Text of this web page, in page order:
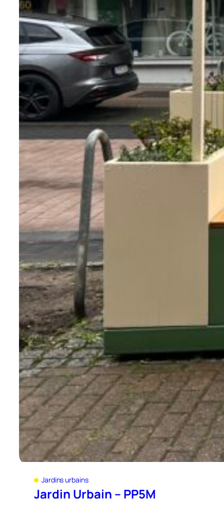
Jardins urbains
Jardin Urbain – PP5M